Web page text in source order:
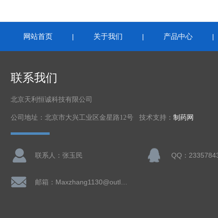
网站首页 | 关于我们 | 产品中心 |
联系我们
北京天利恒诚科技有限公司
公司地址：北京市大兴工业区金星路12号 技术支持： 制药网
联系人：张玉民 QQ：